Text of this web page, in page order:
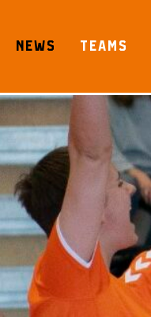
content
NEWS TEAMS